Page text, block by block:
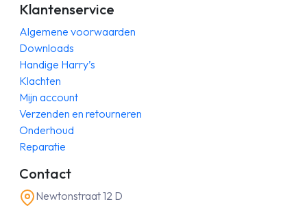
Klantenservice
Algemene voorwaarden
Downloads
Handige Harry’s
Klachten
Mijn account
Verzenden en retourneren
Onderhoud
Reparatie
Contact
Newtonstraat 12 D